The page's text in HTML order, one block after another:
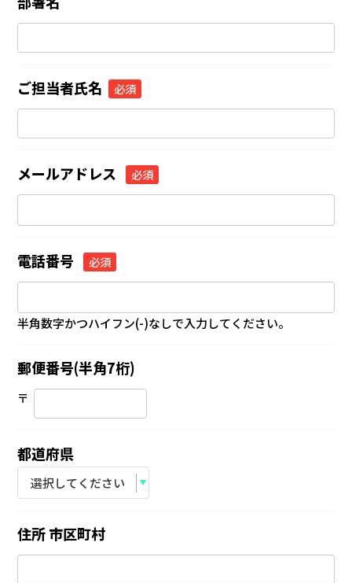
ご担当者氏名
メールアドレス
電話番号
半角数字かつハイフン(-)なしで入力してください。
郵便番号(半角7桁)
〒
都道府県
住所 市区町村